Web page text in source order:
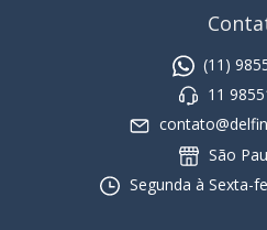
(11)
11
São
Segunda à Sexta-